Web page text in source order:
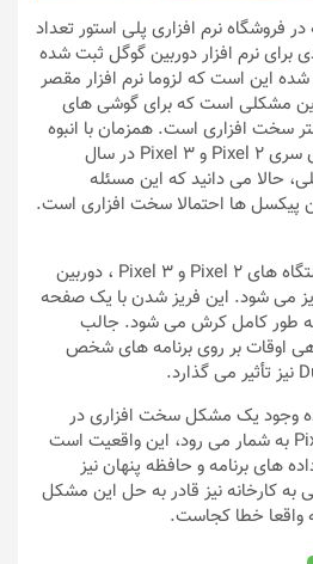
نرم افزاری پلی استور تعداد
برای نرم افزار دوربین گوگل ثبت شده
این است که لزوما نرم افزار مقصر
مشکلی است که برای گوشی های
سخت افزاری است. همزمان با انبوه
شکایات مربوط به تلفن های سری Pixel 2 و Pixel 3 در سال
حالا می دانید که این مسئله
ها احتمالا سخت افزاری است.
به گفته برخی از کاربران دستگاه های Pixel 2 و Pixel 3 ، دوربین
می شود. این فریز شدن با یک صفحه
به طور کامل کرش می شود. جالب
اوقات بر روی برنامه های شخص
وجود یک مشکل سخت افزاری در
دوربین اصلی تلفن های Pixel به شمار می رود، این واقعیت است
های برنامه و حافظه پنهان نیز
به کارخانه نیز قادر به حل این مشکل
واقعا خطا کجاست.